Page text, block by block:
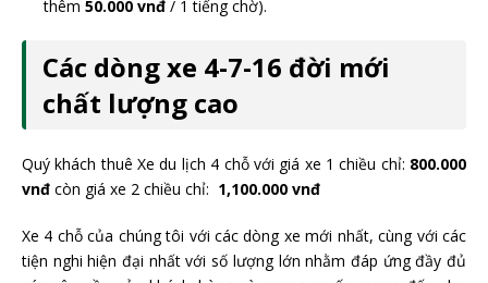
thêm 50.000 vnđ / 1 tiếng chờ).
Các dòng xe 4-7-16 đời mới
chất lượng cao
Quý khách thuê Xe du lịch 4 chỗ với giá xe 1 chiều chỉ: 800.000
vnđ còn giá xe 2 chiều chỉ: 1,100.000 vnđ
Xe 4 chỗ của chúng tôi với các dòng xe mới nhất, cùng với các
tiện nghi hiện đại nhất với số lượng lớn nhằm đáp ứng đầy đủ